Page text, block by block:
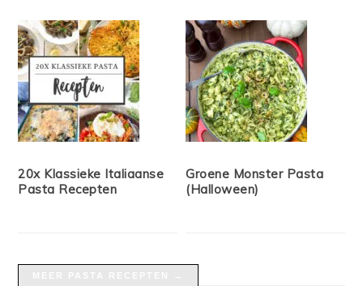
20x Klassieke Italiaanse
Pasta Recepten
Groene Monster Pasta
(Halloween)